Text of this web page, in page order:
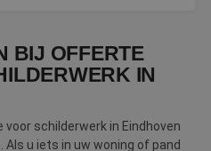
BIJ OFFERTE
IN
schilderwerk in Eindhoven
Als u iets in uw woning of pand